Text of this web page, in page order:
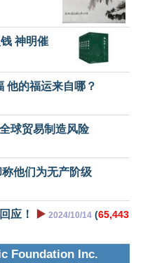
神明催
他的福运来自哪？
球贸易制造风险
他们为无产阶级
应！ ▶️ 2024/10/14 (65,443
Foundation Inc.